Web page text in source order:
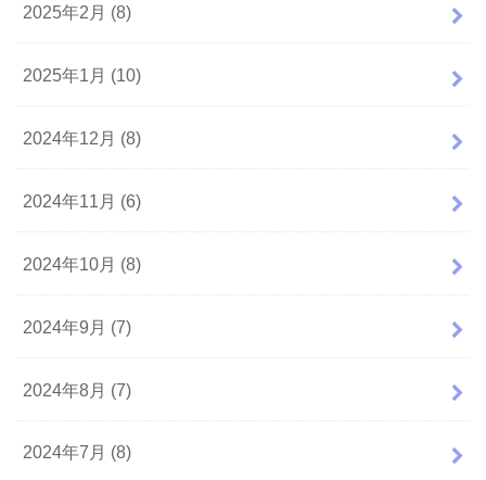
2025年2月 (8)
2025年1月 (10)
2024年12月 (8)
2024年11月 (6)
2024年10月 (8)
2024年9月 (7)
2024年8月 (7)
2024年7月 (8)